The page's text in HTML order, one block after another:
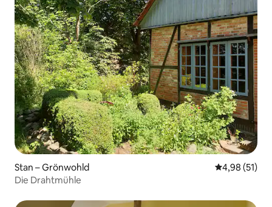
Stan – Grönwohld Prosječna
4,98 (51)
Die Drahtmühle